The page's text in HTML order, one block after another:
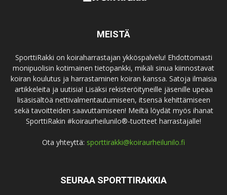
MEISTÄ
SporttiRakki on koiraharrastajan ykköspalvelu! Ehdottomasti
monipuolisin kotimainen tietopankki, mikäli sinua kiinnostavat
koiran koulutus ja harrastaminen koiran kanssa. Satoja ilmaisia
artikkeleita ja uutisia! Lisäksi rekisteröityneille jäsenille upeaa
lisäsisältöä nettivalmentautumiseen, itsensä kehittämiseen
sekä tavoitteiden saavuttamiseen! Meiltä löydät myös ihanat
SporttiRakin #koiraurheilunilo®-tuotteet harrastajalle!
Ota yhteyttä: sporttirakki@koiraurheilunilo.fi
SEURAA SPORTTIRAKKIA